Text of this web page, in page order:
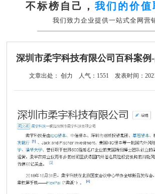
不标榜自己，我们的价值
我们致力企业提供一站式全网营
深圳市柔宇科技有限公司百科案例
文章出处： 创力 人气： 1551 发表时间：